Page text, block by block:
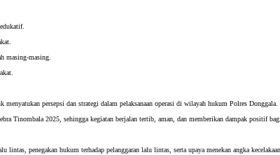
masing-masing.
persepsi dan strategi dalam pelaksanaan operasi di wilayah hukum Polres Donggala.
Tinombala 2025, sehingga kegiatan berjalan tertib, aman, dan memberikan dampak positif
penegakan hukum terhadap pelanggaran lalu lintas, serta upaya menekan angka